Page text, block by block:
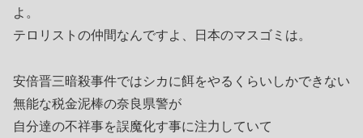
よ。
テロリストの仲間なんですよ、日本のマスゴミは。
安倍晋三暗殺事件ではシカに餌をやるくらいしかできない
無能な税金泥棒の奈良県警が
自分達の不祥事を誤魔化す事に注力していて